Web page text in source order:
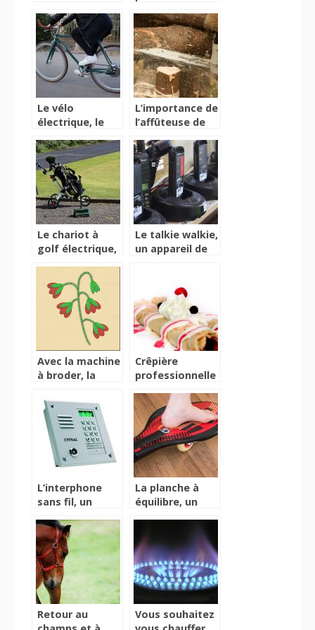
votre santé
réussite
professionnelle
Le vélo
électrique, le
L’importance de
l’affûteuse de
Le chariot à
golf électrique,
accessoire
approprié de
transport de
matériel de golf
Le talkie walkie,
un appareil de
des données et
informations
Avec la machine
à broder, la
une véritable
partie de plaisir!
Crêpière
professionnelle
de vos crêpes
L’interphone
sans fil, un
exigeant dans
son installation
La planche à
équilibre, un
amélioratif des
conditions
d’équilibre
Retour au
Vous souhaitez